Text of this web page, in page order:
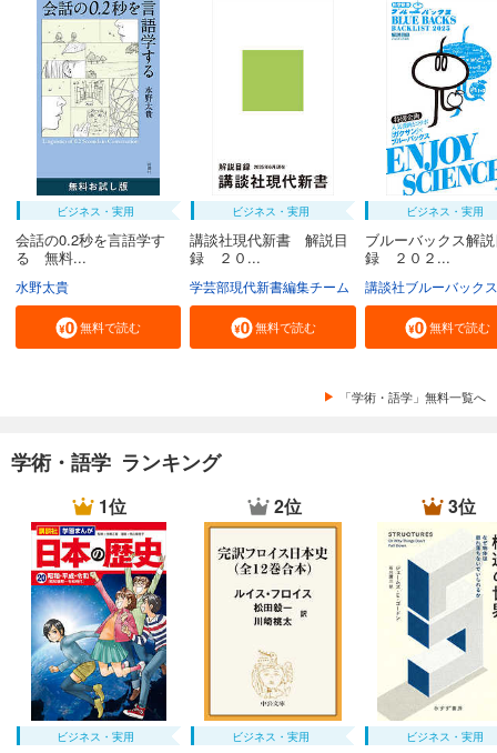
ビジネス・実用
会話の0.2秒を言語学す
る 無料...
水野太貴
無料で読む
ビジネス・実用
講談社現代新書 解説目
録 ２０...
学芸部現代新書編集チーム
無料で読む
ビジネス・実用
ブルーバックス解
録 ２０２...
講談社ブルーバックス
無料で読む
「学術・語学」無料一覧へ
学術・語学 ランキング
1位
ビジネス・実用
2位
ビジネス・実用
3位
ビジネス・実用